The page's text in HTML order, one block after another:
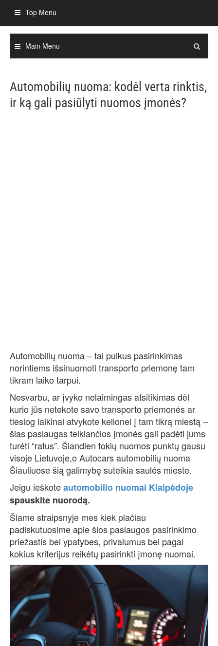
content
Top Menu
Main Menu
Automobilių nuoma: kodėl verta rinktis,
ir ką gali pasiūlyti nuomos įmonės?
Automobilių nuoma – tai puikus pasirinkimas
norintiems išsinuomoti transporto priemonę tam
tikram laiko tarpui.
Nesvarbu, ar įvyko nelaimingas atsitikimas dėl
kurio jūs netekote savo transporto priemonės ar
tiesiog laikinai atvykote kelionei į tam tikrą miestą –
šias paslaugas teikiančios įmonės gali padėti jums
turėti “ratus”. Šiandien tokių nuomos punktų gausu
visoje Lietuvoje,o Autocars automobilių nuoma
Šiauliuose šią galimybę suteikia saulės mieste.
Jeigu ieškoteautomobilio nuomai Klaipėdoje
spauskite nuorodą.
Šiame straipsnyje mes kiek plačiau
padiskutuosime apie šios paslaugos pasirinkimo
priežastis bei ypatybes, privalumus bei pagal
kokius kriterijus reikėtų pasirinkti įmonę nuomai.